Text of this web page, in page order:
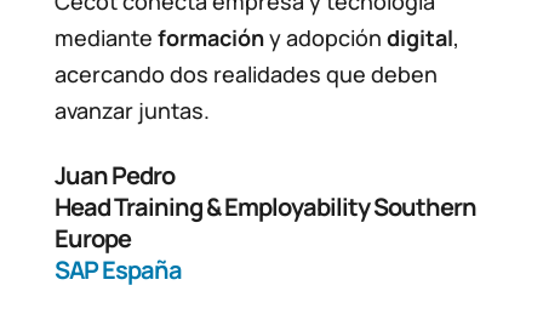
mediante formacióny adopción digital,
acercando dos realidades que deben
avanzar juntas.
Juan Pedro
Head Training & Employability Southern
Europe
SAP España